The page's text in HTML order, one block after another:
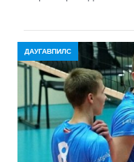
ДАУГАВПИЛС